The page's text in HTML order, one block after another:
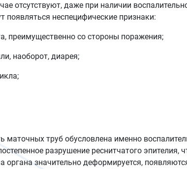
отсутствуют, даже при наличии
появляться неспецифические признаки:
преимущественно со стороны поражения;
наоборот, диарея;
маточных труб обусловлена именно
разрушение реснитчатого эпителия,
значительно деформируется,